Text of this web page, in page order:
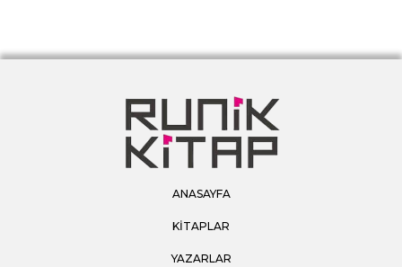
ANASAYFA
KİTAPLAR
YAZARLAR